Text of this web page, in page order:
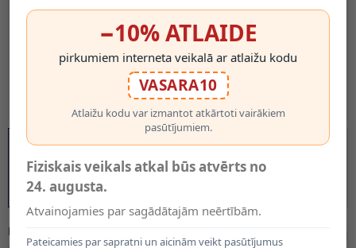
MODELIS:
−10% ATLAIDE
pirkumiem interneta veikalā ar atlaižu kodu
VASARA10
Atlaižu kodu var izmantot atkārtoti vairākiem
pasūtījumiem.
Fiziskais veikals atkal būs atvērts no
24. augusta.
Atvainojamies par sagādātajām neērtībām.
Pateicamies par sapratni un aicinām veikt pasūtījumus